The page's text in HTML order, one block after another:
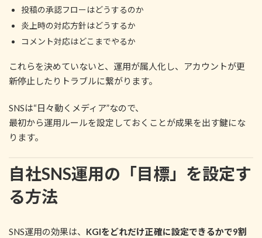
投稿の承認フローはどうするのか
炎上時の対応方針はどうするか
コメント対応はどこまでやるか
これらを決めていないと、運用が属人化し、アカウントが更
新停止したりトラブルに繋がります。
SNSは“日々動くメディア”なので、
最初から運用ルールを設定しておくことが成果を出す鍵にな
ります。
自社SNS運用の「目標」を設定す
る方法
SNS運用の効果は、 KGIをどれだけ正確に設定できるかで9割